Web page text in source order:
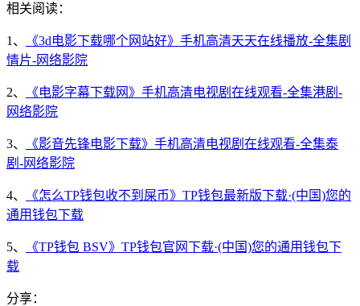
相关阅读：
1、
《3d电影下载哪个网站好》手机高清天天在线播放-全集剧
情片-网络影院
2、
《电影字幕下载网》手机高清电视剧在线观看-全集港剧-
网络影院
3、
《影音先锋电影下载》手机高清电视剧在线观看-全集泰
剧-网络影院
4、
《怎么TP钱包收不到屎币》TP钱包最新版下载·(中国)您的
通用钱包下载
5、
《TP钱包 BSV》TP钱包官网下载·(中国)您的通用钱包下
载
分享：